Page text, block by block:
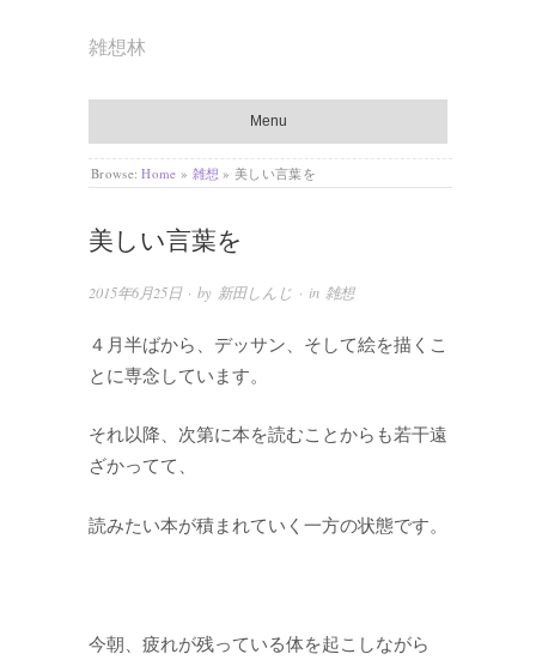
雑想林
Menu
Browse: Home » 雑想 » 美しい言葉を
美しい言葉を
2015年6月25日· by 新田しんじ · in 雑想
４月半ばから、デッサン、そして絵を描くこ
とに専念しています。
それ以降、次第に本を読むことからも若干遠
ざかってて、
読みたい本が積まれていく一方の状態です。
今朝、疲れが残っている体を起こしながら